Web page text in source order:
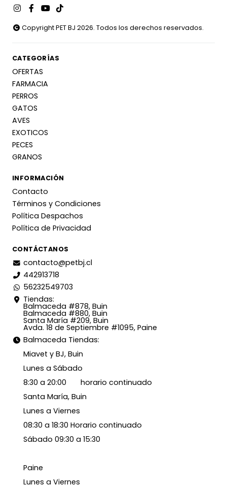
Copyright PET BJ 2026. Todos los derechos reservados.
CATEGORÍAS
OFERTAS
FARMACIA
PERROS
GATOS
AVES
EXOTICOS
PECES
GRANOS
INFORMACIÓN
Contacto
Términos y Condiciones
Política Despachos
Política de Privacidad
CONTÁCTANOS
contacto@petbj.cl
442913718
56232549703
Tiendas:
Balmaceda #878, Buin
Balmaceda #880, Buin
Santa María #209, Buin
Avda. 18 de Septiembre #1095, Paine
Balmaceda Tiendas:
Miavet y BJ, Buin
Lunes a Sábado
8:30 a 20:00 horario continuado
Santa María, Buin
Lunes a Viernes
08:30 a 18:30 Horario continuado
Sábado 09:30 a 15:30
Paine
Lunes a Viernes